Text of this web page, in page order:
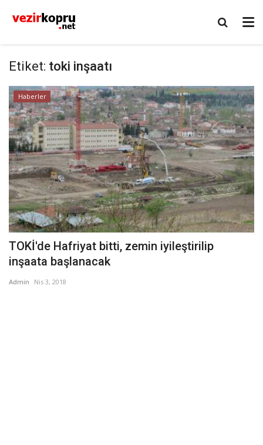
Etiket: toki inşaatı
Haberler
TOKİ'de Hafriyat bitti, zemin iyileştirilip
inşaata başlanacak
Admin Nis 3, 2018